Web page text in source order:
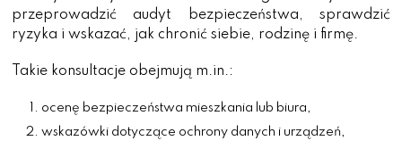
przeprowadzić audyt bezpieczeństwa, sprawdzić
ryzyka i wskazać, jak chronić siebie, rodzinę i firmę.
Takie konsultacje obejmują m.in.:
ocenę bezpieczeństwa mieszkania lub biura,
wskazówki dotyczące ochrony danych i urządzeń,